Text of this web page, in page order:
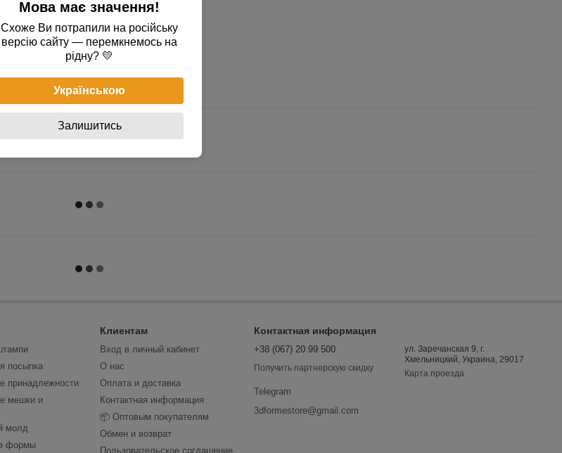
посыпка
принадлежности
мешки и
молд
формы
Клиентам
Вход в личный кабинет
О нас
Оплата и доставка
Контактная информация
📦 Оптовым покупателям
Обмен и возврат
Пользовательское соглашение
Контактная информация
+38 (067) 20 99 500
Получить партнерскую скидку
Telegram
3dformestore@gmail.com
ул. Заречанская 9, г.
Хмельницкий, Украина, 29017
Карта проезда
Мова має значення!
Схоже Ви потрапили на російську
версію сайту — перемкнемось на
рідну? 💛
Українською
Залишитись